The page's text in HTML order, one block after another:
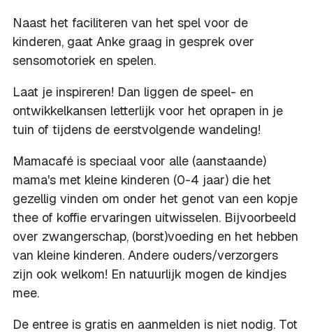
Naast het faciliteren van het spel voor de
kinderen, gaat Anke graag in gesprek over
sensomotoriek en spelen.
Laat je inspireren! Dan liggen de speel- en
ontwikkelkansen letterlijk voor het oprapen in je
tuin of tijdens de eerstvolgende wandeling!
Mamacafé is speciaal voor alle (aanstaande)
mama's met kleine kinderen (0-4 jaar) die het
gezellig vinden om onder het genot van een kopje
thee of koffie ervaringen uitwisselen. Bijvoorbeeld
over zwangerschap, (borst)voeding en het hebben
van kleine kinderen. Andere ouders/verzorgers
zijn ook welkom! En natuurlijk mogen de kindjes
mee.
De entree is gratis en aanmelden is niet nodig. Tot